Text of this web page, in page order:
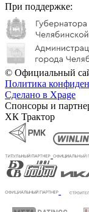
При поддержке:
© Официальный
Политика
Сделано в Xpage
Спонсоры и
ХК Трактор